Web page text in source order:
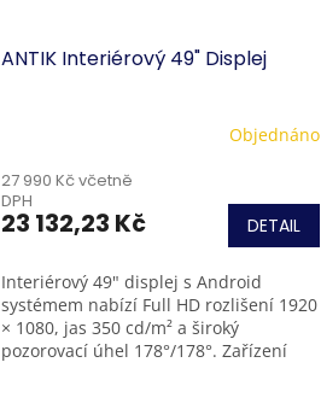
ANTIK Interiérový 49" Displej
Objednáno
27 990 Kč včetně
DPH
23 132,23 Kč DETAIL
Interiérový 49" displej s Android
systémem nabízí Full HD rozlišení 1920
× 1080, jas 350 cd/m² a široký
pozorovací úhel 178°/178°. Zařízení